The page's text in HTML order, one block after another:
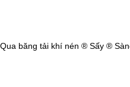
băng tải khí nén ® Sấy ®